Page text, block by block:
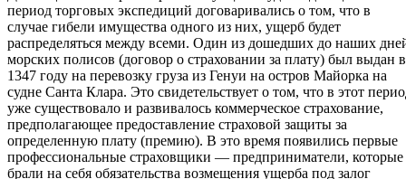
период торговых экспедиций договаривались о том, что в
случае гибели имущества одного из них, ущерб будет
распределяться между всеми. Один из дошедших до наших
морских полисов (договор о страховании за плату) был выдан в
1347 году на перевозку груза из Генуи на остров Майорка на
судне Санта Клара. Это свидетельствует о том, что в этот
уже существовало и развивалось коммерческое страхование,
предполагающее предоставление страховой защиты за
определенную плату (премию). В это время появились первые
профессиональные страховщики — предприниматели, которые
брали на себя обязательства возмещения ущерба под залог